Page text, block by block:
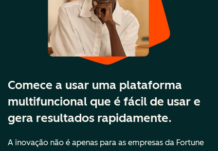
Comece a usar uma plataforma
multifuncional que é fácil de usar e
gera resultados rapidamente.
A inovação não é apenas para as empresas da Fortune